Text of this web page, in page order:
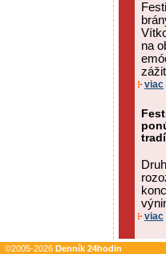
na
viac
viac
©2005-2026 Denník 24hodin